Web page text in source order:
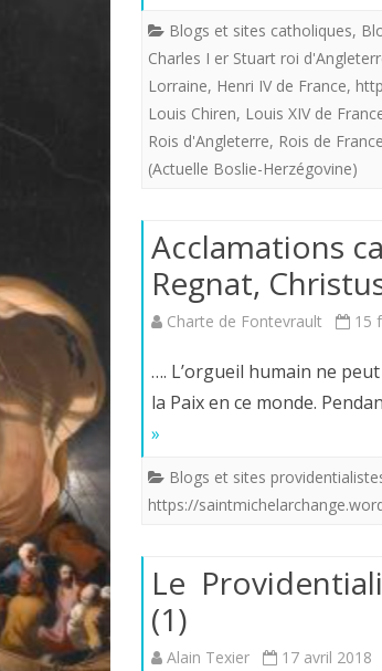
Blogs et sites catholiques,
Charles I er Stuart roi
Lorraine, Henri IV de France,
Louis Chiren, Louis XIV de
Rois d'Angleterre, Rois de
(Actuelle Boslie-Herzégovine)
Acclamations
Regnat,
Charte de Fontevrault 15
…. L’orgueil humain ne
la Paix en ce monde.
»
Blogs et sites
https://
Le
(1)
Alain Texier 17 avril 2018